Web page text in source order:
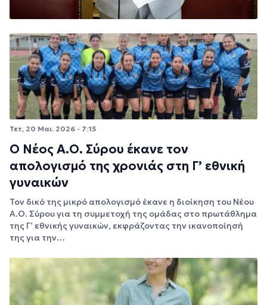
Τετ, 20 Μαι. 2026 - 7:15
Ο Νέος Α.Ο. Σύρου έκανε τον
απολογισμό της χρονιάς στη Γ’ εθνική
γυναικών
Τον δικό της μικρό απολογισμό έκανε η διοίκηση του Νέου
Α.Ο. Σύρου για τη συμμετοχή της ομάδας στο πρωτάθλημα
της Γ’ εθνικής γυναικών, εκφράζοντας την ικανοποίησή
της για την…